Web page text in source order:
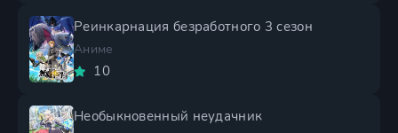
Реинкарнация безработного 3 сезон
Аниме
10
Необыкновенный неудачник